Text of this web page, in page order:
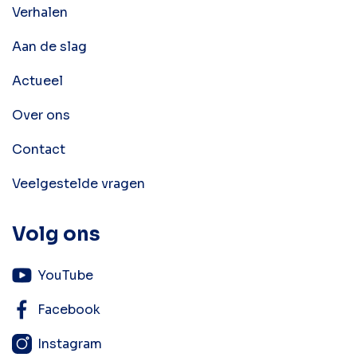
Verhalen
Aan de slag
Actueel
Over ons
Contact
Veelgestelde vragen
Volg ons
YouTube
Facebook
Instagram